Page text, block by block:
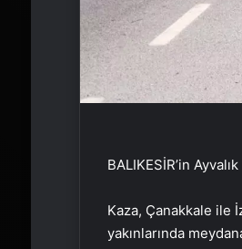
BALIKESİR’in
Kaza, Çanakkale ile
yakınlarında